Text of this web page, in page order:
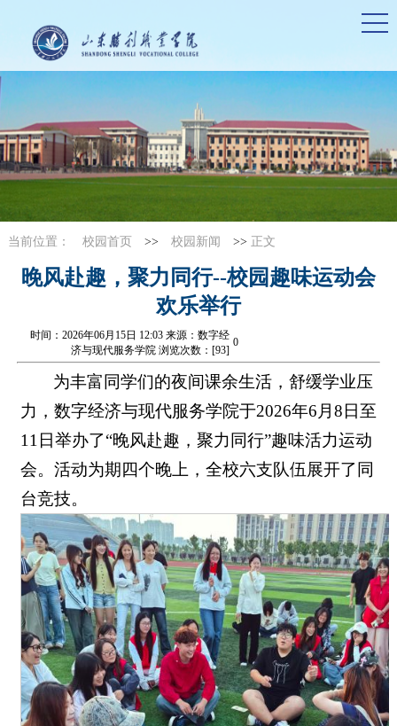
当前位置： 校园首页 >> 校园新闻 >> 正文
晚风赴趣，聚力同行--校园趣味运动会
欢乐举行
时间：2026年06月15日 12:03 来源：数字经
济与现代服务学院 浏览次数：[93]
0
为丰富同学们的夜间课余生活，舒缓学业压
力，数字经济与现代服务学院于2026年6月8日至
11日举办了“晚风赴趣，聚力同行”趣味活力运动
会。活动为期四个晚上，全校六支队伍展开了同
台竞技。